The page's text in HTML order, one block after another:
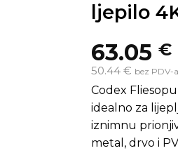
ljepilo
63.05 €
50.44 € bez PDV-a
Codex
idealno za
iznimnu
metal, drvo i